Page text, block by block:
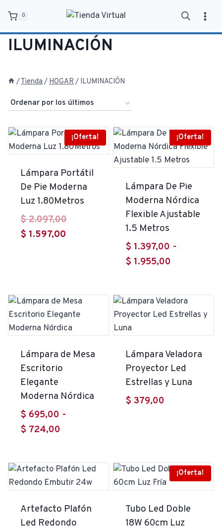
contenido
0
ILUMINACIÓN
/Tienda/HOGAR/ ILUMINACIÓN
¡Oferta!
Lámpara Portátil
De Pie Moderna
Luz 1.80Metros
$2.097,00El
$ 1.597,00El
$ 1.597,00.
¡Oferta!
Lámpara De Pie
Moderna Nórdica
Flexible Ajustable
1.5 Metros
$ 1.397,00 -
$ 1.955,00Rango
desde
$ 1.397,00
hasta
$ 1.955,00
Lámpara de Mesa
Escritorio
Elegante
Moderna Nórdica
$ 695,00 -
$ 724,00Rango
desde
$ 695,00
hasta
$ 724,00
Lámpara Veladora
Proyector Led
Estrellas y Luna
$ 379,00
Artefacto Plafón
Led Redondo
¡Oferta!
Tubo Led Doble
18W 60cm Luz